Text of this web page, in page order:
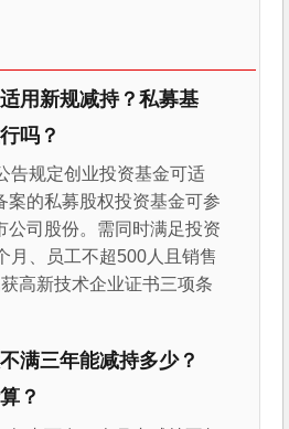
用新规减持？私募基
吗？
告规定创业投资基金可适
案的私募股权投资基金可参
公司股份。需同时满足投资
月、员工不超500人且销售
高新技术企业证书三项条
满三年能减持多少？
？